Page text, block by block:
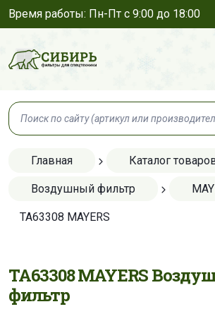
Время работы: Пн-Пт с 9:00 до 18:00
Главная Каталог
Воздушный фильтр
TA63308 MAYERS
TA63308 MAYERS
фильтр